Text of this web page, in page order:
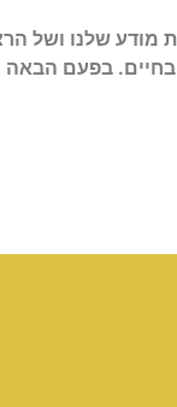
מודע שלנו ושל
בחיים. בפעם הבאה